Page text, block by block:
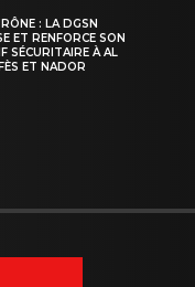
: LA DGSN
ET RENFORCE SON
SÉCURITAIRE À AL
ET NADOR